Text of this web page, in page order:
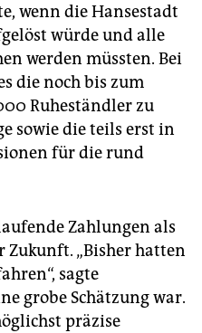
wenn die Hansestadt
würde und alle
werden müssten. Bei
die noch bis zum
Ruheständler zu
sowie die teils erst in
für die rund
Zahlungen als
Zukunft. „Bisher hatten
sagte
grobe Schätzung war.
präzise